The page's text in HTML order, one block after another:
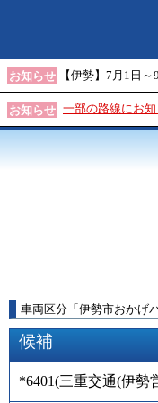
お知らせ 【伊勢】7月1日
お知らせ 一部の路線にお
車両区分 「 伊勢市おかげ
候補
*6401(三重交通(伊勢